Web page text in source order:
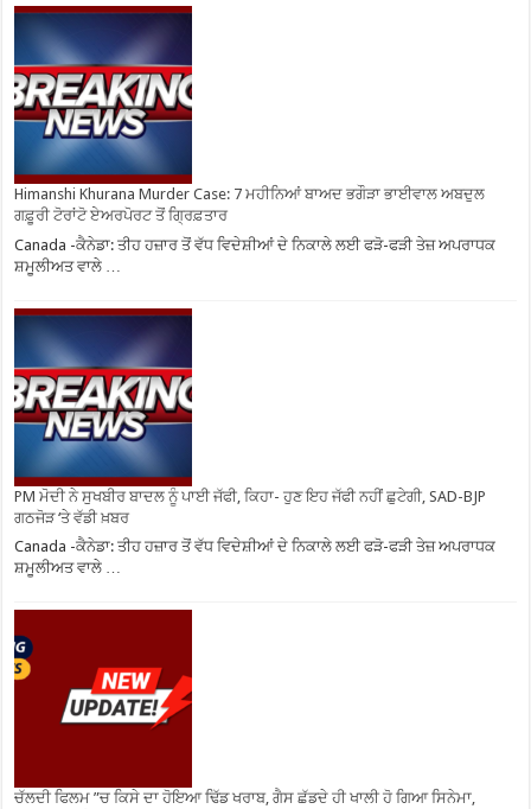
Himanshi Khurana Murder Case: 7 ਮਹੀਨਿਆਂ ਬਾਅਦ ਭਗੌੜਾ ਭਾਈਵਾਲ ਅਬਦੁਲ
ਗਫ਼ੂਰੀ ਟੋਰਾਂਟੋ ਏਅਰਪੋਰਟ ਤੋਂ ਗ੍ਰਿਫ਼ਤਾਰ
Canada -ਕੈਨੇਡਾ: ਤੀਹ ਹਜ਼ਾਰ ਤੋਂ ਵੱਧ ਵਿਦੇਸ਼ੀਆਂ ਦੇ ਨਿਕਾਲੇ ਲਈ ਫੜੋ-ਫੜੀ ਤੇਜ਼ ਅਪਰਾਧਕ
ਸ਼ਮੂਲੀਅਤ ਵਾਲੇ …
PM ਮੋਦੀ ਨੇ ਸੁਖਬੀਰ ਬਾਦਲ ਨੂੰ ਪਾਈ ਜੱਫੀ, ਕਿਹਾ- ਹੁਣ ਇਹ ਜੱਫੀ ਨਹੀਂ ਛੁਟੇਗੀ, SAD-BJP
ਗਠਜੋੜ ‘ਤੇ ਵੱਡੀ ਖ਼ਬਰ
Canada -ਕੈਨੇਡਾ: ਤੀਹ ਹਜ਼ਾਰ ਤੋਂ ਵੱਧ ਵਿਦੇਸ਼ੀਆਂ ਦੇ ਨਿਕਾਲੇ ਲਈ ਫੜੋ-ਫੜੀ ਤੇਜ਼ ਅਪਰਾਧਕ
ਸ਼ਮੂਲੀਅਤ ਵਾਲੇ …
ਚੱਲਦੀ ਫਿਲਮ ”ਚ ਕਿਸੇ ਦਾ ਹੋਇਆ ਢਿੱਡ ਖਰਾਬ, ਗੈਸ ਛੱਡਦੇ ਹੀ ਖਾਲੀ ਹੋ ਗਿਆ ਸਿਨੇਮਾ,